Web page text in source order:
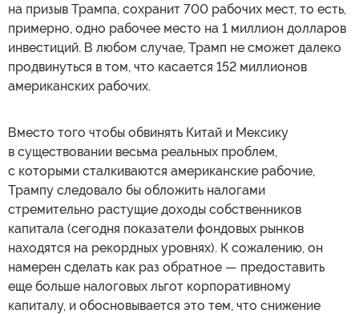
на призыв Трампа, сохранит 700 рабочих мест, то есть,
примерно, одно рабочее место на 1 миллион долларов
инвестиций. В любом случае, Трамп не сможет далеко
продвинуться в том, что касается 152 миллионов
американских рабочих.
Вместо того чтобы обвинять Китай и Мексику
в существовании весьма реальных проблем,
с которыми сталкиваются американские рабочие,
Трампу следовало бы обложить налогами
стремительно растущие доходы собственников
капитала (сегодня показатели фондовых рынков
находятся на рекордных уровнях). К сожалению, он
намерен сделать как раз обратное — предоставить
еще больше налоговых льгот корпоративному
капиталу, и обосновывается это тем, что снижение